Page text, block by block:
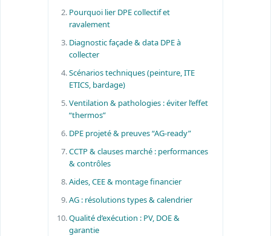
Pourquoi lier DPE collectif et
ravalement
Diagnostic façade & data DPE à
collecter
Scénarios techniques (peinture, ITE
ETICS, bardage)
Ventilation & pathologies : éviter l’effet
“thermos”
DPE projeté & preuves “AG-ready”
CCTP & clauses marché : performances
& contrôles
Aides, CEE & montage financier
AG : résolutions types & calendrier
Qualité d’exécution : PV, DOE &
garantie